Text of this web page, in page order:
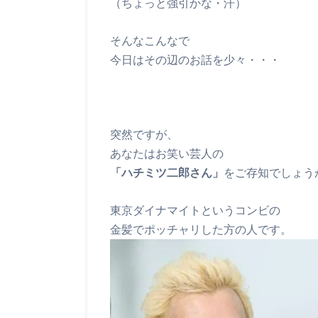
（ちょっと強引かな・汗）
そんなこんなで
今日はその辺のお話を少々・・・
突然ですが、
あなたはお笑い芸人の
「ハチミツ二郎さん」
をご存知でしょう
東京ダイナマイトというコンビの
金髪でポッチャリした方の人です。